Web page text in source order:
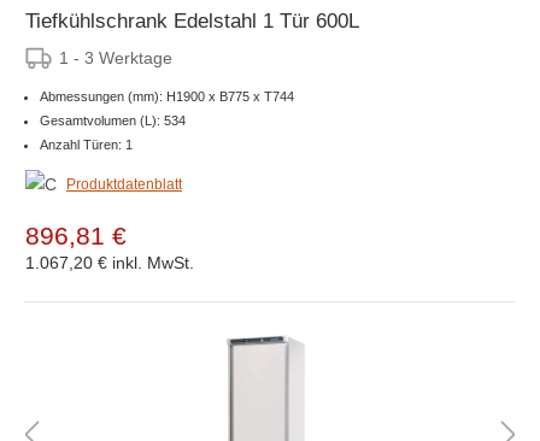
Tiefkühlschrank Edelstahl 1 Tür 600L
1 - 3 Werktage
Abmessungen (mm): H1900 x B775 x T744
Gesamtvolumen (L): 534
Anzahl Türen: 1
Produktdatenblatt
896,81 €
1.067,20 € inkl. MwSt.